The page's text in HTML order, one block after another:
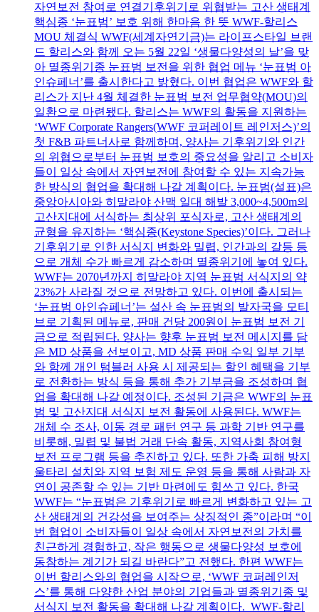
자연보전 참여로 연결기후위기로 위협받는 고산 생태계
핵심종 ‘눈표범’ 보호 위해 한마음 한 뜻 WWF-할리스
MOU 체결식 WWF(세계자연기금)는 라이프스타일 브랜
드 할리스와 함께 오는 5월 22일 ‘생물다양성의 날’을 맞
아 멸종위기종 눈표범 보전을 위한 협업 메뉴 ‘눈표범 아
인슈페너’를 출시한다고 밝혔다. 이번 협업은 WWF와 할
리스가 지난 4월 체결한 눈표범 보전 업무협약(MOU)의
일환으로 마련됐다. 할리스는 WWF의 활동을 지원하는
‘WWF Corporate Rangers(WWF 코퍼레이트 레인저스)’의
첫 F&B 파트너사로 함께하며, 양사는 기후위기와 인간
의 위협으로부터 눈표범 보호의 중요성을 알리고 소비자
들이 일상 속에서 자연보전에 참여할 수 있는 지속가능
한 방식의 협업을 확대해 나갈 계획이다. 눈표범(설표)은
중앙아시아와 히말라야 산맥 일대 해발 3,000~4,500m의
고산지대에 서식하는 최상위 포식자로, 고산 생태계의
균형을 유지하는 ‘핵심종(Keystone Species)’이다. 그러나
기후위기로 인한 서식지 변화와 밀렵, 인간과의 갈등 등
으로 개체 수가 빠르게 감소하며 멸종위기에 놓여 있다.
WWF는 2070년까지 히말라야 지역 눈표범 서식지의 약
23%가 사라질 것으로 전망하고 있다. 이번에 출시되는
‘눈표범 아인슈페너’는 설산 속 눈표범의 발자국을 모티
브로 기획된 메뉴로, 판매 건당 200원이 눈표범 보전 기
금으로 적립된다. 양사는 향후 눈표범 보전 메시지를 담
은 MD 상품을 선보이고, MD 상품 판매 수익 일부 기부
와 함께 개인 텀블러 사용 시 제공되는 할인 혜택을 기부
로 전환하는 방식 등을 통해 추가 기부금을 조성하며 협
업을 확대해 나갈 예정이다. 조성된 기금은 WWF의 눈표
범 및 고산지대 서식지 보전 활동에 사용된다. WWF는
개체 수 조사, 이동 경로 패턴 연구 등 과학 기반 연구를
비롯해, 밀렵 및 불법 거래 단속 활동, 지역사회 참여형
보전 프로그램 등을 추진하고 있다. 또한 가축 피해 방지
울타리 설치와 지역 보험 제도 운영 등을 통해 사람과 자
연이 공존할 수 있는 기반 마련에도 힘쓰고 있다. 한국
WWF는 “눈표범은 기후위기로 빠르게 변화하고 있는 고
산 생태계의 건강성을 보여주는 상징적인 종”이라며 “이
번 협업이 소비자들이 일상 속에서 자연보전의 가치를
친근하게 경험하고, 작은 행동으로 생물다양성 보호에
동참하는 계기가 되길 바란다”고 전했다. 한편 WWF는
이번 할리스와의 협업을 시작으로, ‘WWF 코퍼레인저
스’를 통해 다양한 산업 분야의 기업들과 멸종위기종 및
서식지 보전 활동을 확대해 나갈 계획이다. WWF-할리